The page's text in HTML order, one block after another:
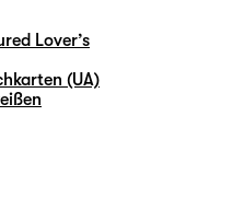
Lover’s
(UA)